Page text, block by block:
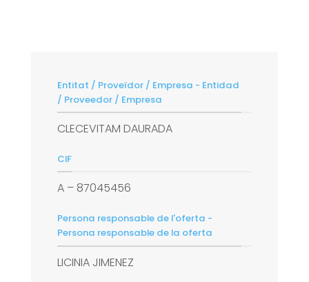
Entitat / Proveïdor / Empresa - Entidad
/ Proveedor / Empresa
CLECEVITAM DAURADA
CIF
A – 87045456
Persona responsable de l'oferta -
Persona responsable de la oferta
LICINIA JIMENEZ